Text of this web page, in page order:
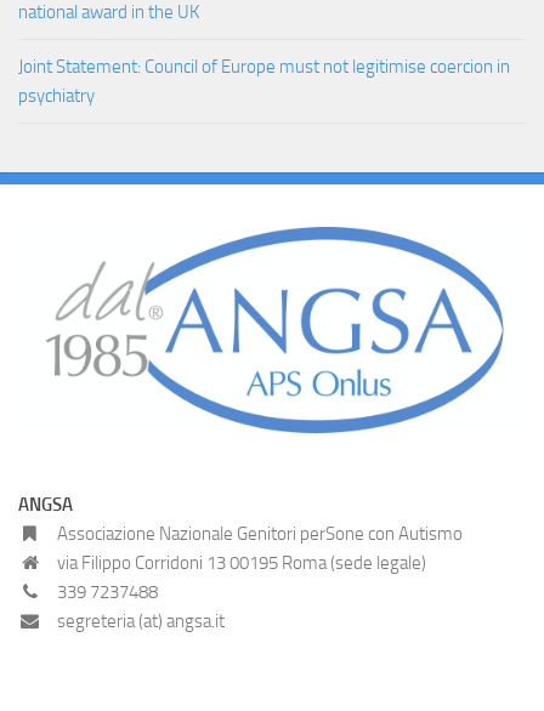
national award in the UK
Joint Statement: Council of Europe must not legitimise coercion in
psychiatry
ANGSA
Associazione Nazionale Genitori perSone con Autismo
via Filippo Corridoni 13 00195 Roma (sede legale)
339 7237488
segreteria (at) angsa.it